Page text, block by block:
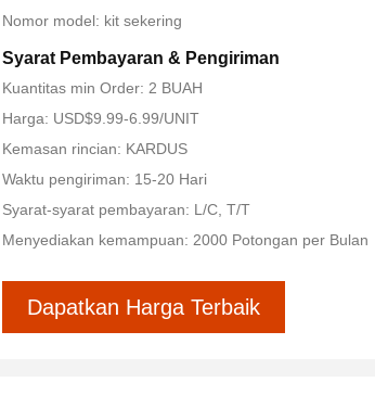
Nomor model: kit sekering
Syarat Pembayaran & Pengiriman
Kuantitas min Order: 2 BUAH
Harga: USD$9.99-6.99/UNIT
Kemasan rincian: KARDUS
Waktu pengiriman: 15-20 Hari
Syarat-syarat pembayaran: L/C, T/T
Menyediakan kemampuan: 2000 Potongan per Bulan
Dapatkan Harga Terbaik